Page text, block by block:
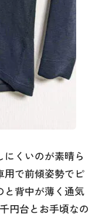
くいのが素晴ら
用で前傾姿勢でピ
と背中が薄く通気
円台とお手頃なの